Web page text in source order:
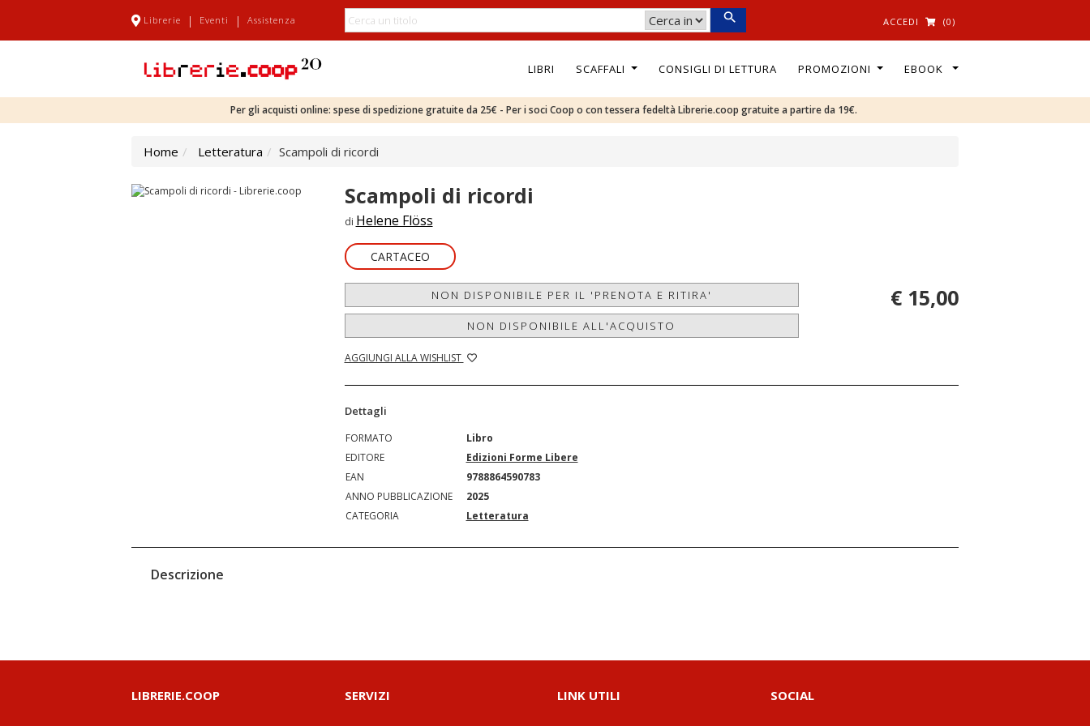
Librerie | Eventi | Assistenza ACCEDI (0)
LIBRI SCAFFALI CONSIGLI DI LETTURA PROMOZIONI EBOOK
Per gli acquisti online: spese di spedizione gratuite da 25€ - Per i soci Coop o con tessera fedeltà Librerie.coop gratuite a partire da 19€.
Home Letteratura Scampoli di ricordi
Scampoli di ricordi
di Helene Flöss
CARTACEO
NON DISPONIBILE PER IL 'PRENOTA E RITIRA'
NON DISPONIBILE ALL'ACQUISTO
AGGIUNGI ALLA WISHLIST
€ 15,00
Dettagli
FORMATO
Libro
EDITORE
Edizioni Forme Libere
EAN
9788864590783
ANNO PUBBLICAZIONE
2025
CATEGORIA
Letteratura
Descrizione
LIBRERIE.COOP SERVIZI LINK UTILI SOCIAL